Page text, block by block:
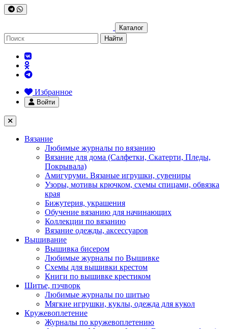
Каталог
Найти
Избранное
Войти
Вязание
Любимые журналы по вязанию
Вязание для дома (Салфетки, Скатерти, Пледы,
Покрывала)
Амигуруми. Вязаные игрушки, сувениры
Узоры, мотивы крючком, схемы спицами, обвязка
края
Бижутерия, украшения
Обучение вязанию для начинающих
Коллекции по вязанию
Вязание одежды, аксессуаров
Вышивание
Вышивка бисером
Любимые журналы по Вышивке
Схемы для вышивки крестом
Книги по вышивке крестиком
Шитье, пэчворк
Любимые журналы по шитью
Мягкие игрушки, куклы, одежда для кукол
Кружевоплетение
Журналы по кружевоплетению